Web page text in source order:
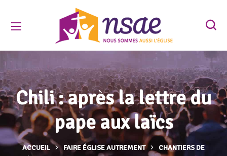
Chili : après la lettre du
pape aux laïcs
ACCUEIL FAIRE ÉGLISE AUTREMENT
CHANTIERS DE